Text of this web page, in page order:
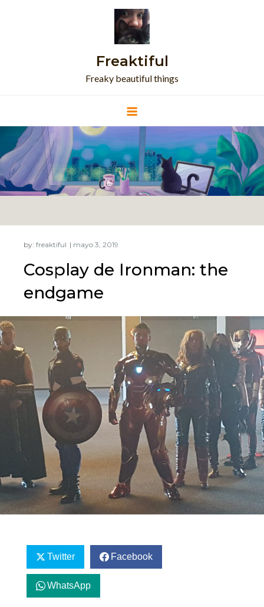
Freaktiful
Freaky beautiful things
by: freaktiful
Cosplay de Ironman: the
endgame
Twitter Facebook
WhatsApp